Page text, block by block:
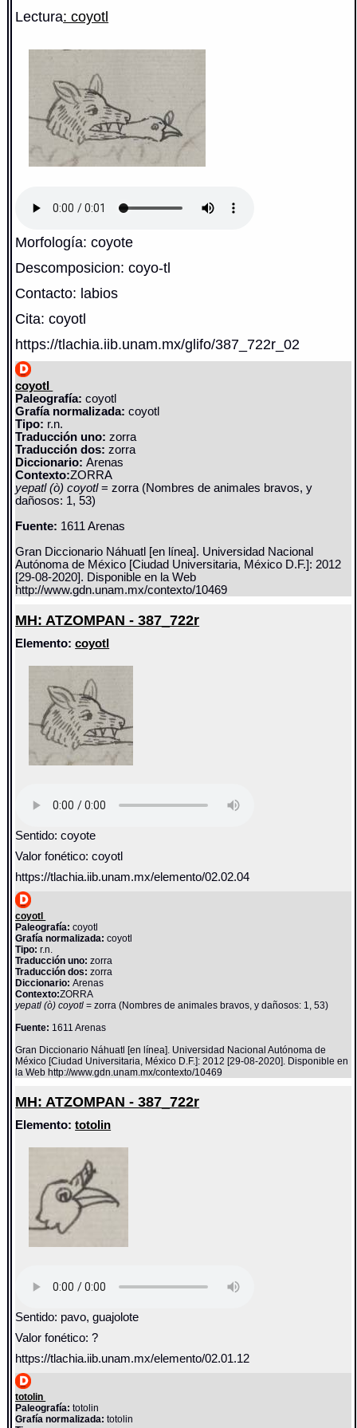
Lectura: coyotl
Morfología: coyote
Descomposicion: coyo-tl
Contacto: labios
Cita: coyotl
https://tlachia.iib.unam.mx/glifo/387_722r_02
coyotl
Paleografía: coyotl
Grafía normalizada: coyotl
Tipo: r.n.
Traducción uno: zorra
Traducción dos: zorra
Diccionario:Arenas
Contexto:ZORRA
yepatl (ò) coyotl= zorra (Nombres de animales bravos, y
dañosos: 1, 53)
Fuente: 1611 Arenas
Gran Diccionario Náhuatl [en línea]. Universidad Nacional
Autónoma de México [Ciudad Universitaria, México D.F.]: 2012
[29-08-2020]. Disponible en la Web
http://www.gdn.unam.mx/contexto/10469
MH: ATZOMPAN - 387_722r
Elemento:coyotl
Sentido: coyote
Valor fonético: coyotl
https://tlachia.iib.unam.mx/elemento/02.02.04
coyotl
Paleografía: coyotl
Grafía normalizada: coyotl
Tipo: r.n.
Traducción uno: zorra
Traducción dos: zorra
Diccionario:Arenas
Contexto:ZORRA
yepatl (ò) coyotl= zorra (Nombres de animales bravos, y dañosos: 1, 53)
Fuente: 1611 Arenas
Gran Diccionario Náhuatl [en línea]. Universidad Nacional Autónoma de
México [Ciudad Universitaria, México D.F.]: 2012 [29-08-2020]. Disponible en
la Web http://www.gdn.unam.mx/contexto/10469
MH: ATZOMPAN - 387_722r
Elemento:totolin
Sentido: pavo, guajolote
Valor fonético: ?
https://tlachia.iib.unam.mx/elemento/02.01.12
totolin
Paleografía: totolin
Grafía normalizada: totolin